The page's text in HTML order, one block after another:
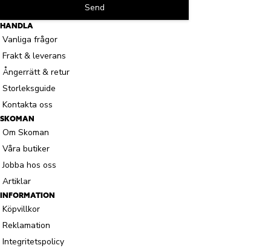
Send
HANDLA
Vanliga frågor
Frakt & leverans
Ångerrätt & retur
Storleksguide
Kontakta oss
SKOMAN
Om Skoman
Våra butiker
Jobba hos oss
Artiklar
INFORMATION
Köpvillkor
Reklamation
Integritetspolicy